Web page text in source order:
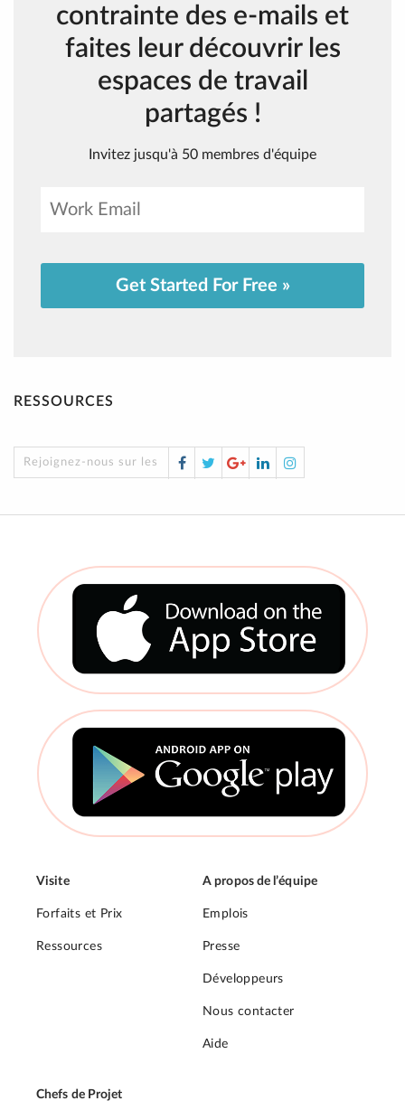
contrainte des e-mails et
faites leur découvrir les
espaces de travail
partagés !
Invitez jusqu'à 50 membres d'équipe
Get Started For Free »
RESSOURCES
Rejoignez-nous sur les réseaux sociaux !
Facebook
TwitterGoogle
Plus
LinkedInInstagram
Visite
Forfaits et Prix
Ressources
A propos de l’équipe
Emplois
Presse
Développeurs
Nous contacter
Aide
Chefs de Projet